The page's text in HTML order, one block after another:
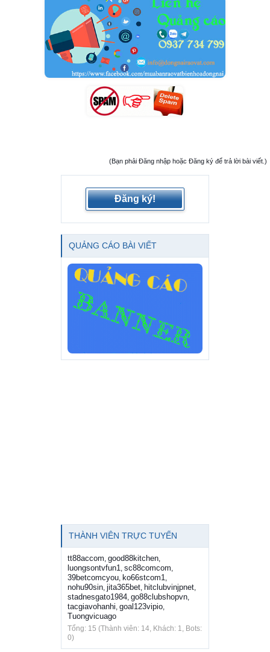
(Bạn phải Đăng nhập hoặc Đăng ký để trả lời bài viết.)
Đăng ký!
QUẢNG CÁO BÀI VIẾT
THÀNH VIÊN TRỰC TUYẾN
tt88accom, good88kitchen,
luongsontvfun1, sc88comcom,
39betcomcyou, ko66stcom1,
nohu90sin, jita365bet, hitclubvinjpnet,
stadnesgato1984, go88clubshopvn,
tacgiavohanhi, goal123vipio,
Tuongvicuago
Tổng: 15 (Thành viên: 14, Khách: 1, Bots:
0)